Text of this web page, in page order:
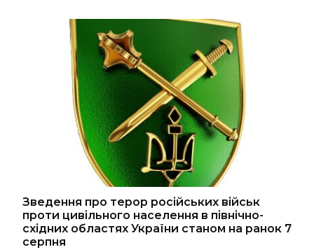
Зведення про терор російських військ
проти цивільного населення в північно-
східних областях України станом на ранок 7
серпня